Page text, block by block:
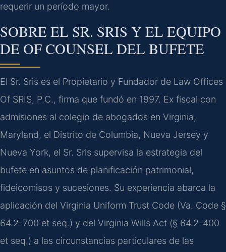
requerir un período mayor.
SOBRE EL SR. SRIS Y EL EQUIPO
DE OF COUNSEL DEL BUFETE
El Sr. Sris es el Propietario y Fundador de Law Offices
Of SRIS, P.C., firma que fundó en 1997. Ex fiscal con
admisiones al colegio de abogados en Virginia,
Maryland, el Distrito de Columbia, Nueva Jersey y
Nueva York, el Sr. Sris supervisa la estrategia del
bufete en asuntos de planificación patrimonial,
fideicomisos y sucesiones. Su experiencia abarca la
aplicación del Virginia Uniform Trust Code (Va. Code §
64.2-700 et seq.) y del Virginia Wills Act (§ 64.2-400
et seq.) a las circunstancias particulares de las